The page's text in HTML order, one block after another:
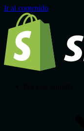
Ir al contenido